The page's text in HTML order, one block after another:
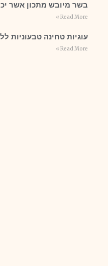
בשר מיובש מתכון אשר
Read More »
עוגיות טחינה טבעוניות
Read More »